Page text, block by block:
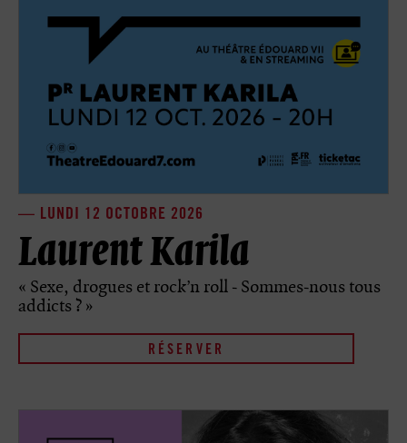
LUNDI 12 OCTOBRE 2026
Laurent Karila
« Sexe, drogues et rock’n roll - Sommes-nous tous
addicts ? »
RÉSERVER